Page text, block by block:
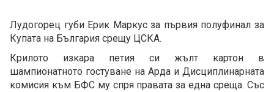
Лудогорец губи Ерик Маркус за първия полуфинал за
Купата на България срещу ЦСКА.
Крилото изкара петия си жълт картон в
шампионатното гостуване на Арда и Дисциплинарната
комисия към БФС му спря правата за една среща. Със